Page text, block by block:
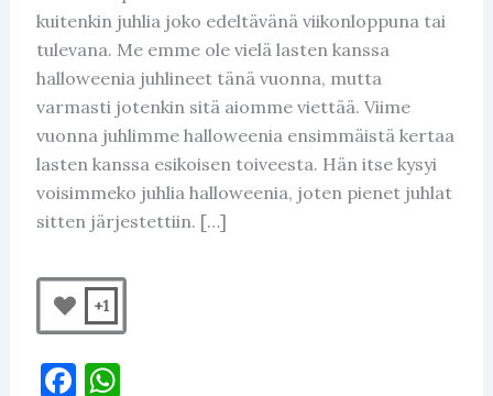
kuitenkin juhlia joko edeltävänä viikonloppuna tai
tulevana. Me emme ole vielä lasten kanssa
halloweenia juhlineet tänä vuonna, mutta
varmasti jotenkin sitä aiomme viettää. Viime
vuonna juhlimme halloweenia ensimmäistä kertaa
lasten kanssa esikoisen toiveesta. Hän itse kysyi
voisimmeko juhlia halloweenia, joten pienet juhlat
sitten järjestettiin. […]
+1
F W